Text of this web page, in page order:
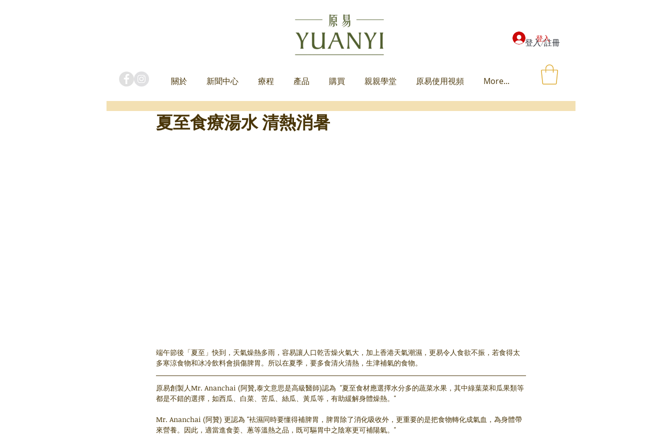
登入/註冊
關於 新聞中心 療程 產品 購買 親親學堂 原易使用視頻 More...
登入
夏至食療湯水 清熱消暑
端午節後「夏至」快到，天氣燥熱多雨，容易讓人口乾舌燥火氣大，加上香港天氣潮濕，更易令人食欲不振，若食得太
多寒涼食物和冰冷飲料會損傷脾胃。所以在夏季，要多食清火清熱，生津補氣的食物。
原易創製人Mr. Ananchai (阿贊,泰文意思是高級醫師)認為  "夏至食材應選擇水分多的蔬菜水果，其中綠葉菜和瓜果類等
都是不錯的選擇，如西瓜、白菜、苦瓜、絲瓜、黃瓜等，有助緩解身體燥熱。"
Mr. Ananchai (阿贊) 更認為 "袪濕同時要懂得補脾胃，脾胃除了消化吸收外，更重要的是把食物轉化成氣血，為身體帶
來營養。因此，適當進食姜、蔥等溫熱之品，既可驅胃中之陰寒更可補陽氣。"